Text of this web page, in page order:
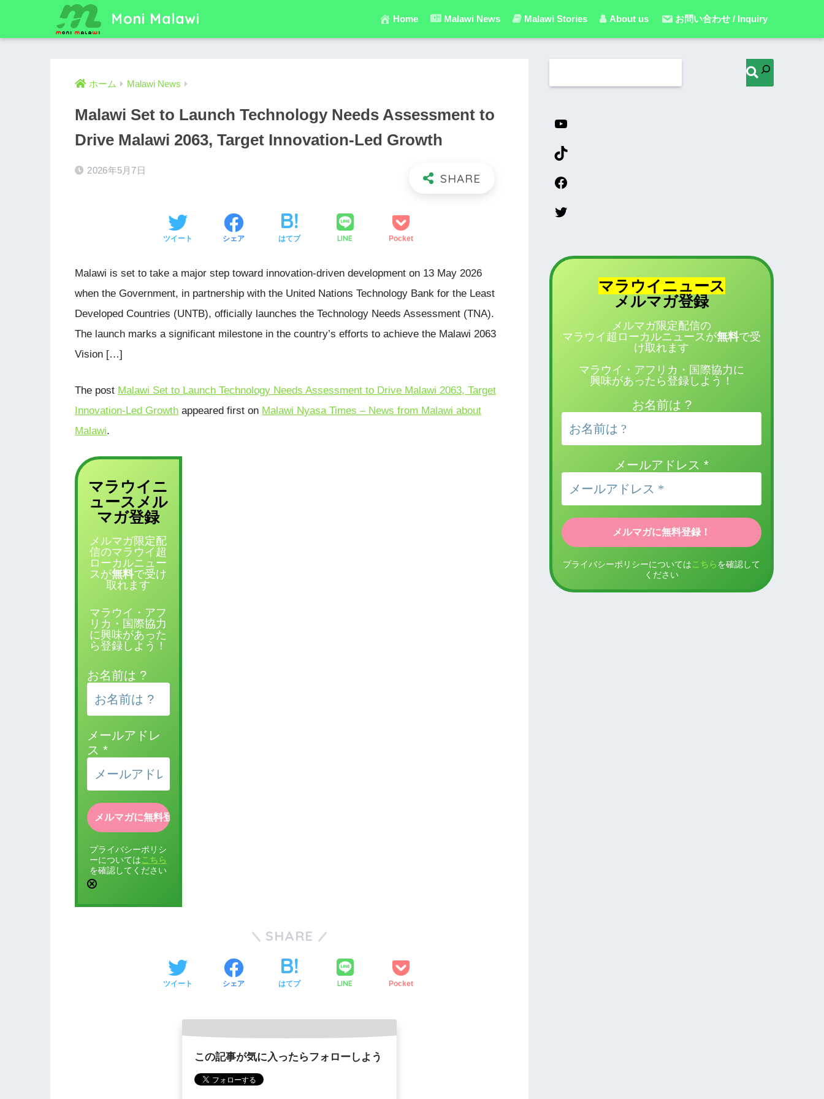
Moni Malawi Home Malawi News Malawi Stories About us お問い合わせ / Inquiry
ホーム Malawi News
Malawi Set to Launch Technology Needs Assessment to
Drive Malawi 2063, Target Innovation-Led Growth
2026年5月7日
ツイート シェア はてブ LINE Pocket
Malawi is set to take a major step toward innovation-driven development on 13 May 2026
when the Government, in partnership with the United Nations Technology Bank for the Least
Developed Countries (UNTB), officially launches the Technology Needs Assessment (TNA).
The launch marks a significant milestone in the country’s efforts to achieve the Malawi 2063
Vision […]
The post Malawi Set to Launch Technology Needs Assessment to Drive Malawi 2063, Target
Innovation-Led Growth appeared first on Malawi Nyasa Times – News from Malawi about
Malawi.
マラウイニ
ュース メル
マガ登録
メルマガ限定配
信のマラウイ超
ローカルニュー
スが無料で受け
取れます
マラウイ・アフ
リカ・国際協力
に興味があった
ら登録しよう！
お名前は ?
メールアドレ
ス *
プライバシーポリシ
ーについては こちら
を確認してください
SHARE
ツイート シェア はてブ LINE Pocket
この記事が気に入ったらフォローしよう
マラウイニュース
メルマガ登録
メルマガ限定配信の
マラウイ超ローカルニュースが無料で受
け取れます
マラウイ・アフリカ・国際協力に
興味があったら登録しよう！
お名前は ?
メールアドレス*
プライバシーポリシーについては こちら を確認して
ください